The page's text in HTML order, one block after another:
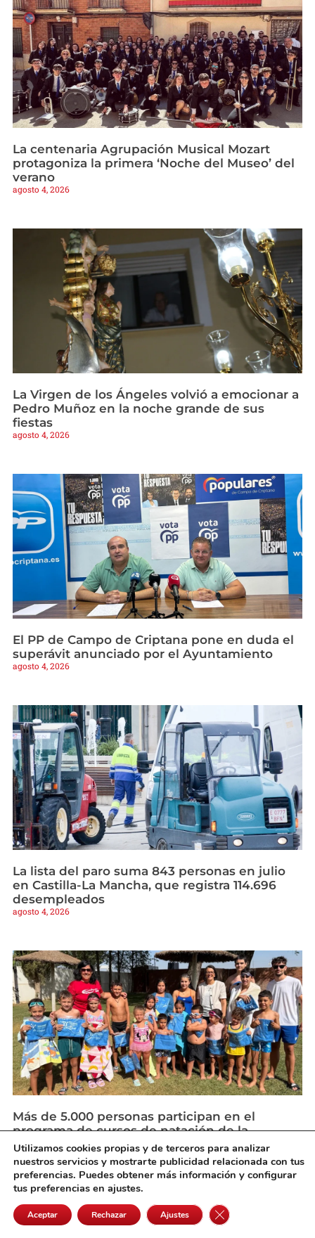
La centenaria Agrupación Musical Mozart
protagoniza la primera ‘Noche del Museo’ del
verano
agosto 4, 2026
La Virgen de los Ángeles volvió a emocionar a
Pedro Muñoz en la noche grande de sus
fiestas
agosto 4, 2026
El PP de Campo de Criptana pone en duda el
superávit anunciado por el Ayuntamiento
agosto 4, 2026
La lista del paro suma 843 personas en julio
en Castilla-La Mancha, que registra 114.696
desempleados
agosto 4, 2026
Más de 5.000 personas participan en el
programa de cursos de natación de la
Diputación
agosto 4, 2026
Utilizamos cookies propias y de terceros para analizar
nuestros servicios y mostrarte publicidad relacionada con tus
preferencias. Puedes obtener más información y configurar
tus preferencias en ajustes.
Aceptar Rechazar Ajustes Cerrar el banner de